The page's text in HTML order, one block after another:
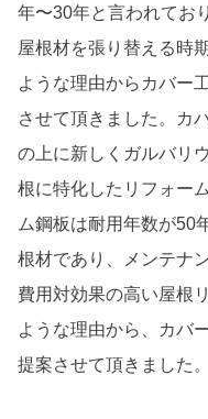
年〜30年と言われてお
屋根材を張り替える時
ような理由からカバー
させて頂きました。カ
の上に新しくガルバリ
根に特化したリフォー
ム鋼板は耐用年数が50
根材であり、メンテナ
費用対効果の高い屋根
ような理由から、カバ
提案させて頂きました。